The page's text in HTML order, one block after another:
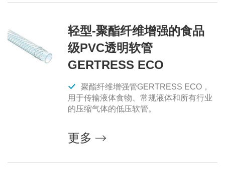
轻型-聚酯纤维增强的食品
级PVC透明软管
GERTRESS ECO
聚酯纤维增强管GERTRESS ECO，
用于传输液体食物、常规液体和所有行业
的压缩气体的低压软管。
更多